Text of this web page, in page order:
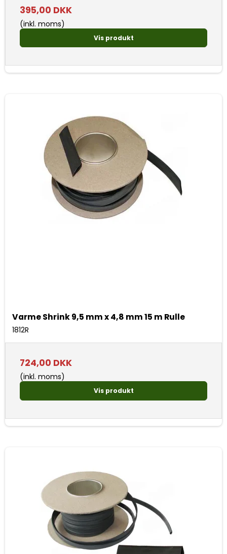
395,00 DKK
(inkl. moms)
Vis produkt
Varme Shrink 9,5 mm x 4,8 mm 15 m Rulle
1812R
724,00 DKK
(inkl. moms)
Vis produkt